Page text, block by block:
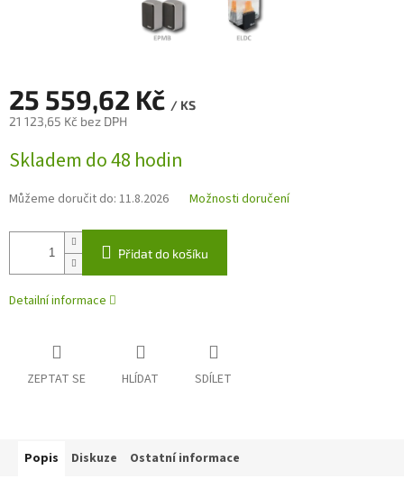
25 559,62 Kč / KS
21 123,65 Kč bez DPH
cena:
Skladem do 48 hodin
Můžeme doručit do: 11.8.2026 Možnosti doručení
Přidat do košíku
Detailní informace
ZEPTAT SE HLÍDAT SDÍLET
Popis Diskuze Ostatní informace